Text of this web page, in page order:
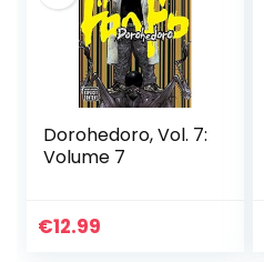
Dorohedoro, Vol. 7:
Volume 7
€12.99